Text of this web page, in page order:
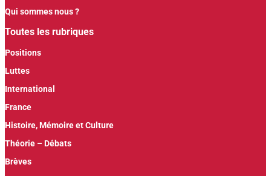
Qui sommes nous ?
Toutes les rubriques
Positions
Luttes
International
France
Histoire, Mémoire et Culture
Théorie – Débats
Brèves